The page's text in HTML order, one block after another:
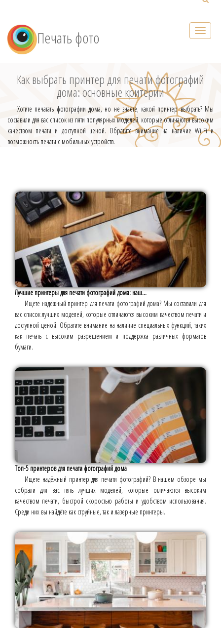
Печать фото
Как выбрать принтер для печати фотографий
дома: основные критерии
Хотите печатать фотографии дома, но не знаете, какой принтер выбрать? Мы
составили для вас список из пяти популярных моделей, которые отличаются высоким
качеством печати и доступной ценой. Обратите внимание на наличие Wi-Fi и
возможность печати с мобильных устройств.
Лучшие принтеры для печати фотографий дома: наш...
Ищете надёжный принтер для печати фотографий дома? Мы составили для
вас список лучших моделей, которые отличаются высоким качеством печати и
доступной ценой. Обратите внимание на наличие специальных функций, таких
как печать с высоким разрешением и поддержка различных форматов
бумаги.
Топ-5 принтеров для печати фотографий дома
Ищете надёжный принтер для печати фотографий? В нашем обзоре мы
собрали для вас пять лучших моделей, которые отличаются высоким
качеством печати, быстрой скоростью работы и удобством использования.
Среди них вы найдёте как струйные, так и лазерные принтеры.